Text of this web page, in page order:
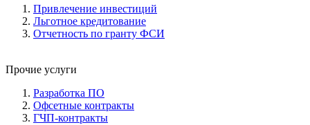
Привлечение инвестиций
Льготное кредитование
Отчетность по гранту ФСИ
Прочие услуги
Разработка ПО
Офсетные контракты
ГЧП-контракты